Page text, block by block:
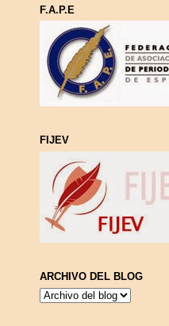
F.A.P.E
FIJEV
ARCHIVO DEL BLOG